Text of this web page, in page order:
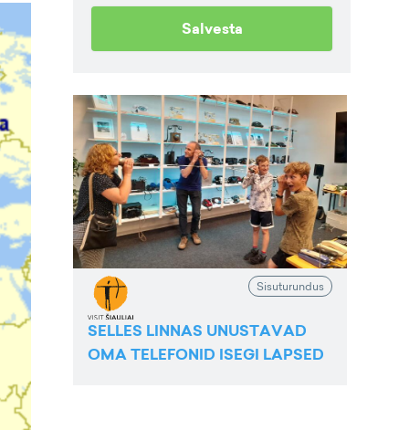
Salvesta
Sisuturundus
SELLES LINNAS UNUSTAVAD
OMA TELEFONID ISEGI LAPSED